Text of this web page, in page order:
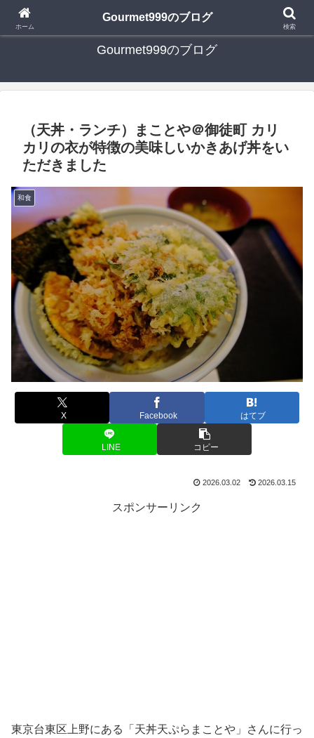
日々の食べ歩き・たまに行く旅行・子供とのお出かけを書いたブログです
Gourmet999のブログ
（天丼・ランチ）まことや＠御徒町 カリ
カリの衣が特徴の美味しいかきあげ丼をい
ただきました
和食
X Facebook はてブ
LINE コピー
2026.03.02 2026.03.15
スポンサーリンク
東京台東区上野にある「天丼天ぷらまことや」さんに行っ
ホーム
Gourmet999のブログ
検索